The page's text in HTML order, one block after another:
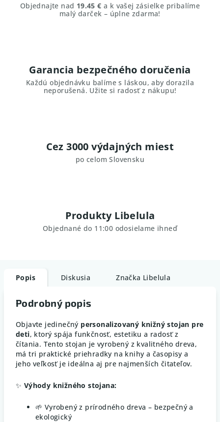
Objednajte nad 19.45 € a k vašej zásielke pribalíme
malý darček – úplne zdarma!
Garancia bezpečného doručenia
Každú objednávku balíme s láskou, aby dorazila
neporušená. Užite si radosť z nákupu!
Cez 3000 výdajných miest
po celom Slovensku
Produkty Libelula
Objednané do 11:00 odosielame ihneď
Popis Diskusia Značka Libelula
Podrobný popis
Objavte jedinečný personalizovaný knižný stojan pre
deti, ktorý spája funkčnosť, estetiku a radosť z
čítania. Tento stojan je vyrobený z kvalitného dreva,
má tri praktické priehradky na knihy a časopisy a
jeho veľkosť je ideálna aj pre najmenších čitateľov.
✨ Výhody knižného stojana:
🌱 Vyrobený z prírodného dreva – bezpečný a
ekologický